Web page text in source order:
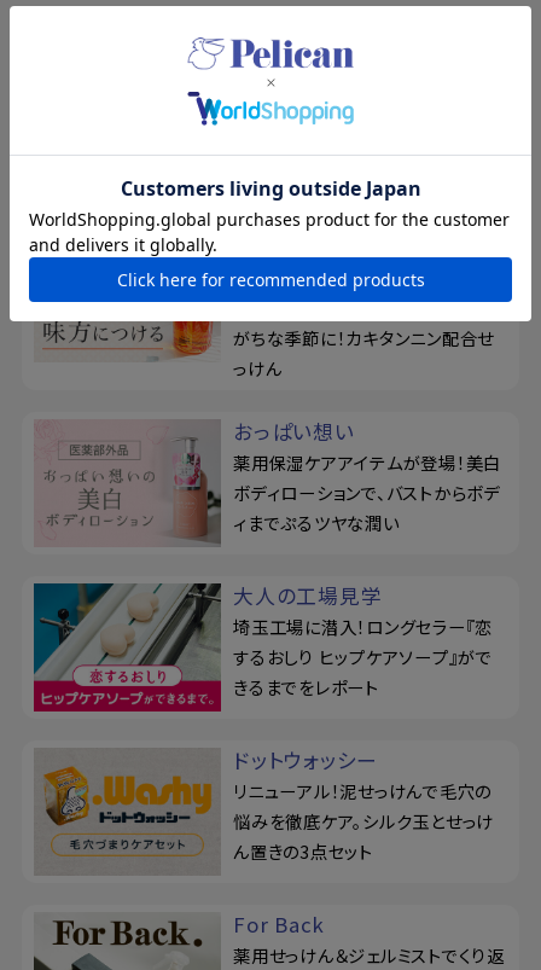
夏の新規入会キャンペーン
8/17まで！夏の素肌を、もっと好き
る
ベタつきやお肌のニオイが気になり
がちな季節に！カキタンニン配合せ
っけん
おっぱい想い
薬用保湿ケアアイテムが登場！美白
ボディローションで、バストからボデ
ィまでぷるツヤな潤い
大人の工場見学
埼玉工場に潜入！ロングセラー『恋
するおしり ヒップケアソープ』がで
きるまでをレポート
ドットウォッシー
リニューアル！泥せっけんで毛穴の
悩みを徹底ケア。シルク玉とせっけ
ん置きの3点セット
For Back
薬用せっけん＆ジェルミストでくり返